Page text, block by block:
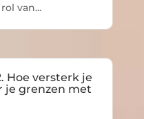
van...
Hoe versterk je
je grenzen met